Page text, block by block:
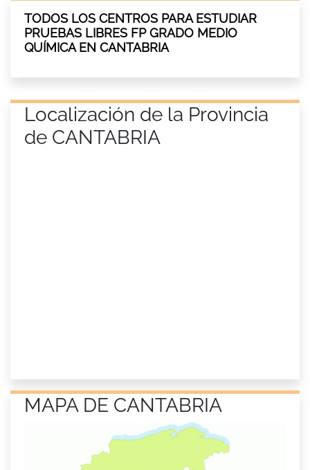
TODOS LOS CENTROS PARA ESTUDIAR
PRUEBAS LIBRES FP GRADO MEDIO
QUÍMICA EN CANTABRIA
Localización de la Provincia
de CANTABRIA
MAPA DE CANTABRIA